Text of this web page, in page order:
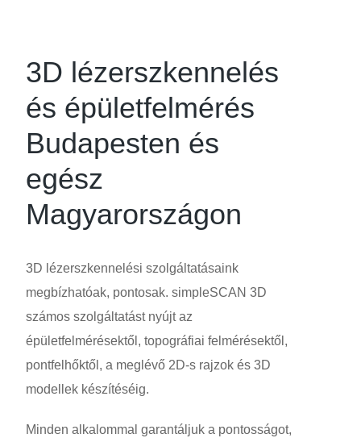
3D lézerszkennelés
és épületfelmérés
Budapesten és
egész
Magyarországon
3D lézerszkennelési szolgáltatásaink
megbízhatóak, pontosak. simpleSCAN 3D
számos szolgáltatást nyújt az
épületfelmérésektől, topográfiai felmérésektől,
pontfelhőktől, a meglévő 2D-s rajzok és 3D
modellek készítéséig.
Minden alkalommal garantáljuk a pontosságot,